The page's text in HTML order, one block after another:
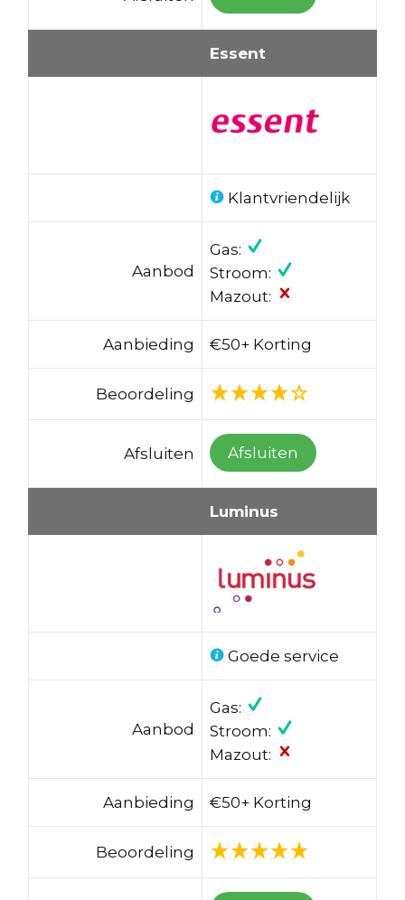
Essent
Klantvriendelijk
Aanbod
Gas:
Stroom:
Mazout:
Aanbieding €50+ Korting
Beoordeling
Afsluiten Afsluiten
Luminus
Goede service
Aanbod
Gas:
Stroom:
Mazout:
Aanbieding €50+ Korting
Beoordeling